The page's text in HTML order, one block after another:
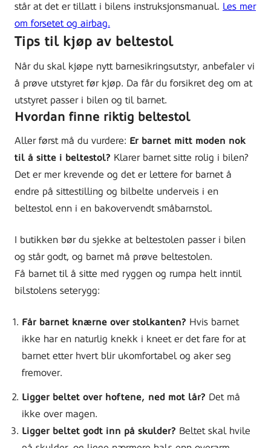
står at det er tillatt i bilens instruksjonsmanual. Les mer
om forsetet og airbag.
Tips til kjøp av beltestol
Når du skal kjøpe nytt barnesikringsutstyr, anbefaler vi
å prøve utstyret før kjøp. Da får du forsikret deg om at
utstyret passer i bilen og til barnet.
Hvordan finne riktig beltestol
Aller først må du vurdere: Er barnet mitt moden nok
til å sitte i beltestol? Klarer barnet sitte rolig i bilen?
Det er mer krevende og det er lettere for barnet å
endre på sittestilling og bilbelte underveis i en
beltestol enn i en bakovervendt småbarnstol.
I butikken bør du sjekke at beltestolen passer i bilen
og står godt, og barnet må prøve beltestolen.
Få barnet til å sitte med ryggen og rumpa helt inntil
bilstolens seterygg:
Får barnet knærne over stolkanten? Hvis barnet
ikke har en naturlig knekk i kneet er det fare for at
barnet etter hvert blir ukomfortabel og aker seg
fremover.
Ligger beltet over hoftene, ned mot lår? Det må
ikke over magen.
Ligger beltet godt inn på skulder? Beltet skal hvile